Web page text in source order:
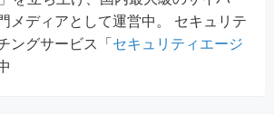
メディアとして運営中。 セキュリテ
ングサービス「 セキュリティエージ